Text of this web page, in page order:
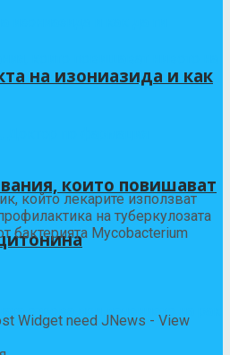
които повишават
на изониазида и как
който лекарите използват
на туберкулозата
бактерията Mycobacterium
Widget need JNews - View